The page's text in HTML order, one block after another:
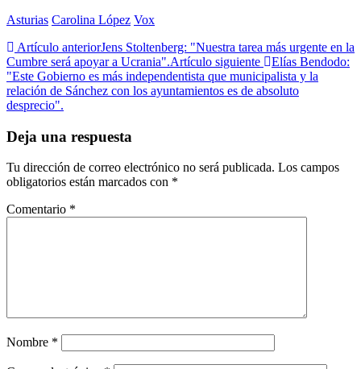
Asturias Carolina López Vox
Artículo anteriorJens Stoltenberg: "Nuestra tarea más urgente en la
Cumbre será apoyar a Ucrania".Artículo siguiente
Elías Bendodo:
"Este Gobierno es más independentista que municipalista y la
relación de Sánchez con los ayuntamientos es de absoluto
desprecio".
Deja una respuesta
Tu dirección de correo electrónico no será publicada. Los campos
obligatorios están marcados con *
Comentario *
Nombre *